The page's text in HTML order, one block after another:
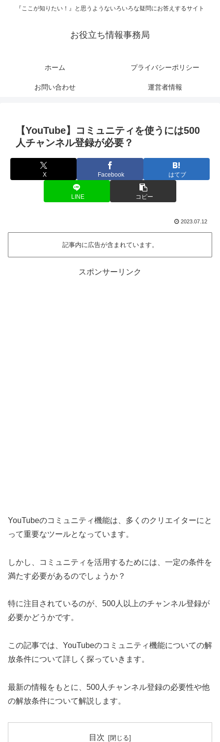
『ここが知りたい！』と思うようないろいろな疑問にお答えするサイト
お役立ち情報事務局
ホーム プライバシーポリシー
お問い合わせ 運営者情報
【YouTube】コミュニティを使うには500
人チャンネル登録が必要？
X Facebook はてブ
LINE コピー
2023.07.12
記事内に広告が含まれています。
スポンサーリンク
YouTubeのコミュニティ機能は、多くのクリエイターにと
って重要なツールとなっています。
しかし、コミュニティを活用するためには、一定の条件を
満たす必要があるのでしょうか？
特に注目されているのが、500人以上のチャンネル登録が
必要かどうかです。
この記事では、YouTubeのコミュニティ機能についての解
放条件について詳しく探っていきます。
最新の情報をもとに、500人チャンネル登録の必要性や他
の解放条件について解説します。
目次